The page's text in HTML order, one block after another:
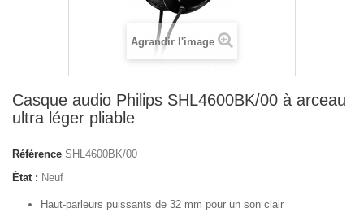
Agrandir l'image
Casque audio Philips SHL4600BK/00 à arceau
ultra léger pliable
Référence SHL4600BK/00
État : Neuf
Haut-parleurs puissants de 32 mm pour un son clair